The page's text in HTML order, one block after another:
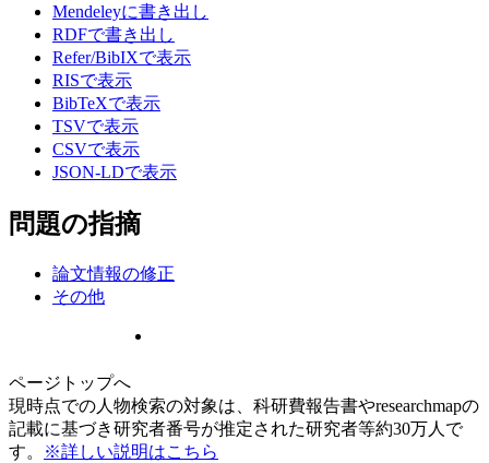
Mendeleyに書き出し
RDFで書き出し
Refer/BibIXで表示
RISで表示
BibTeXで表示
TSVで表示
CSVで表示
JSON-LDで表示
問題の指摘
論文情報の修正
その他
ページトップへ
現時点での人物検索の対象は、科研費報告書やresearchmapの
記載に基づき研究者番号が推定された研究者等約30万人で
す。
※詳しい説明はこちら